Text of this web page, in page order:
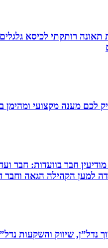
לכם מענה מקצועי ומהימן
חבר בוועדות:
למען הקהילה הגאה וחבר
נדל”ן, שיווק והשקעות